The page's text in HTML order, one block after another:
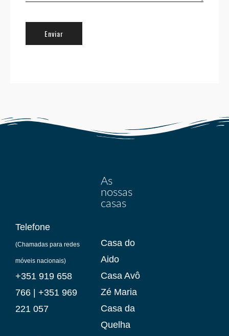
Telefone
(Chamadas para redes
móveis nacionais)
+351 919 658
766
+351 969
221 057
As
nossas
casas
Casa do
Aido
Casa Avô
Zé Maria
Casa da
Quelha